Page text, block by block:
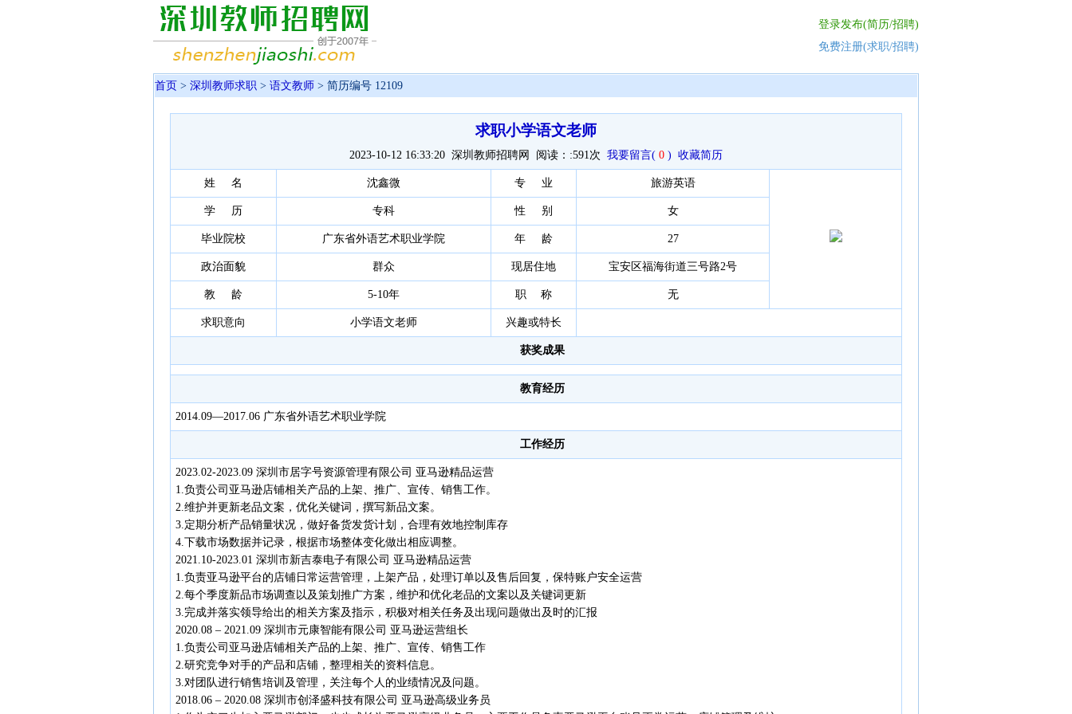
登录发布(简历/招聘)
免费注册(求职/招聘)
首页 > 深圳教师求职 > 语文教师 > 简历编号 12109
求职小学语文老师
2023-10-12 16:33:20 深圳教师招聘网 阅读：:591次 我要留言( 0 ) 收藏简历
姓 名 沈鑫微 专 业 旅游英语
学 历 专科 性 别 女
毕业院校 广东省外语艺术职业学院 年 龄 27
政治面貌 群众 现居住地 宝安区福海街道三号路2号
教 龄 5-10年 职 称 无
求职意向 小学语文老师 兴趣或特长
获奖成果
教育经历
2014.09—2017.06 广东省外语艺术职业学院
工作经历
2023.02-2023.09 深圳市居字号资源管理有限公司 亚马逊精品运营
1.负责公司亚马逊店铺相关产品的上架、推广、宣传、销售工作。
2.维护并更新老品文案，优化关键词，撰写新品文案。
3.定期分析产品销量状况，做好备货发货计划，合理有效地控制库存
4.下载市场数据并记录，根据市场整体变化做出相应调整。
2021.10-2023.01 深圳市新吉泰电子有限公司 亚马逊精品运营
1.负责亚马逊平台的店铺日常运营管理，上架产品，处理订单以及售后回复，保特账户安全运营
2.每个季度新品市场调查以及策划推广方案，维护和优化老品的文案以及关键词更新
3.完成并落实领导给出的相关方案及指示，积极对相关任务及出现问题做出及时的汇报
2020.08 – 2021.09 深圳市元康智能有限公司 亚马逊运营组长
1.负责公司亚马逊店铺相关产品的上架、推广、宣传、销售工作
2.研究竞争对手的产品和店铺，整理相关的资料信息。
3.对团队进行销售培训及管理，关注每个人的业绩情况及问题。
2018.06 – 2020.08 深圳市创泽盛科技有限公司 亚马逊高级业务员